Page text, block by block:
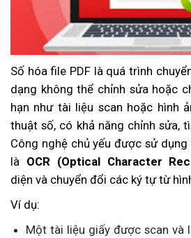
Số hóa file PDF là quá trình
dạng không thể chỉnh sửa hoặc
hạn như tài liệu scan hoặc hình
thuật số, có khả năng chỉnh sửa,
Công nghệ chủ yếu được sử
là OCR (Optical Character
diện và chuyển đổi các ký tự từ
Ví dụ:
Một tài liệu giấy được scan và